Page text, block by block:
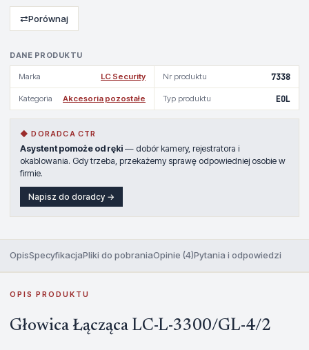
DANE PRODUKTU
Marka LC Security Nr produktu 7338
Kategoria Akcesoria pozostałe Typ produktu EOL
◆ DORADCA CTR
Asystent pomoże od ręki — dobór kamery, rejestratora i
okablowania. Gdy trzeba, przekażemy sprawę odpowiedniej osobie w
firmie.
Napisz do doradcy →
⇄Porównaj
OpisSpecyfikacjaPliki do pobraniaOpinie (4)Pytania i odpowiedzi
OPIS PRODUKTU
Głowica Łącząca LC-L-3300/GL-4/2